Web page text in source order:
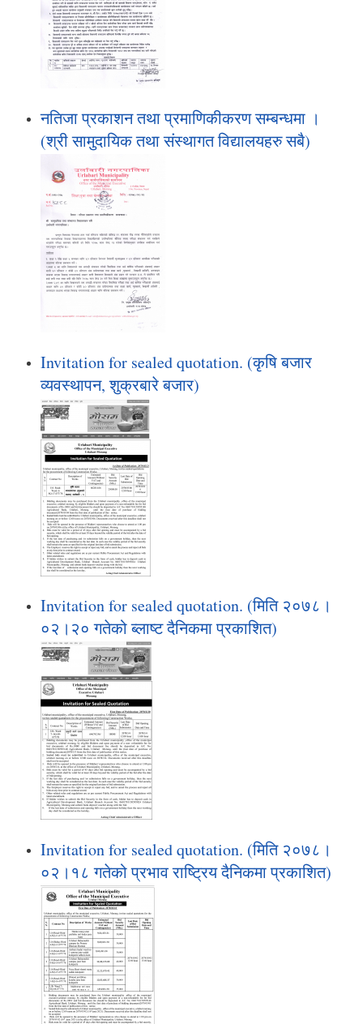
नतिजा प्रकाशन तथा प्रमाणिकीकरण सम्बन्धमा ।
(श्री सामुदायिक तथा संस्थागत विद्यालयहरु सबै)
Invitation for sealed quotation. (कृषि बजार
व्यवस्थापन, शुक्रबारे बजार)
Invitation for sealed quotation. (मिति २०७८।
०२।२० गतेको ब्लाष्ट दैनिकमा प्रकाशित)
Invitation for sealed quotation. (मिति २०७८।
०२।१८ गतेको प्रभाव राष्ट्रिय दैनिकमा प्रकाशित)